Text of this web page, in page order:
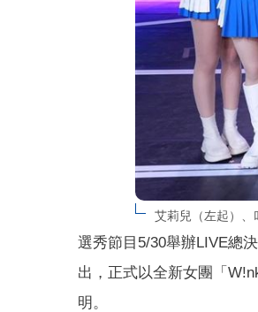
艾莉兒（左起）、
選秀節目5/30舉辦LIVE總
出，正式以全新女團「
明。